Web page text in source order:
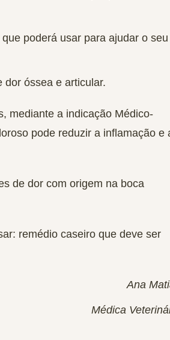
poderá usar para ajudar o seu
dor óssea e articular.
mediante a indicação Médico-
pode reduzir a inflamação e
de dor com origem na boca
remédio caseiro que deve ser
Ana
Médica